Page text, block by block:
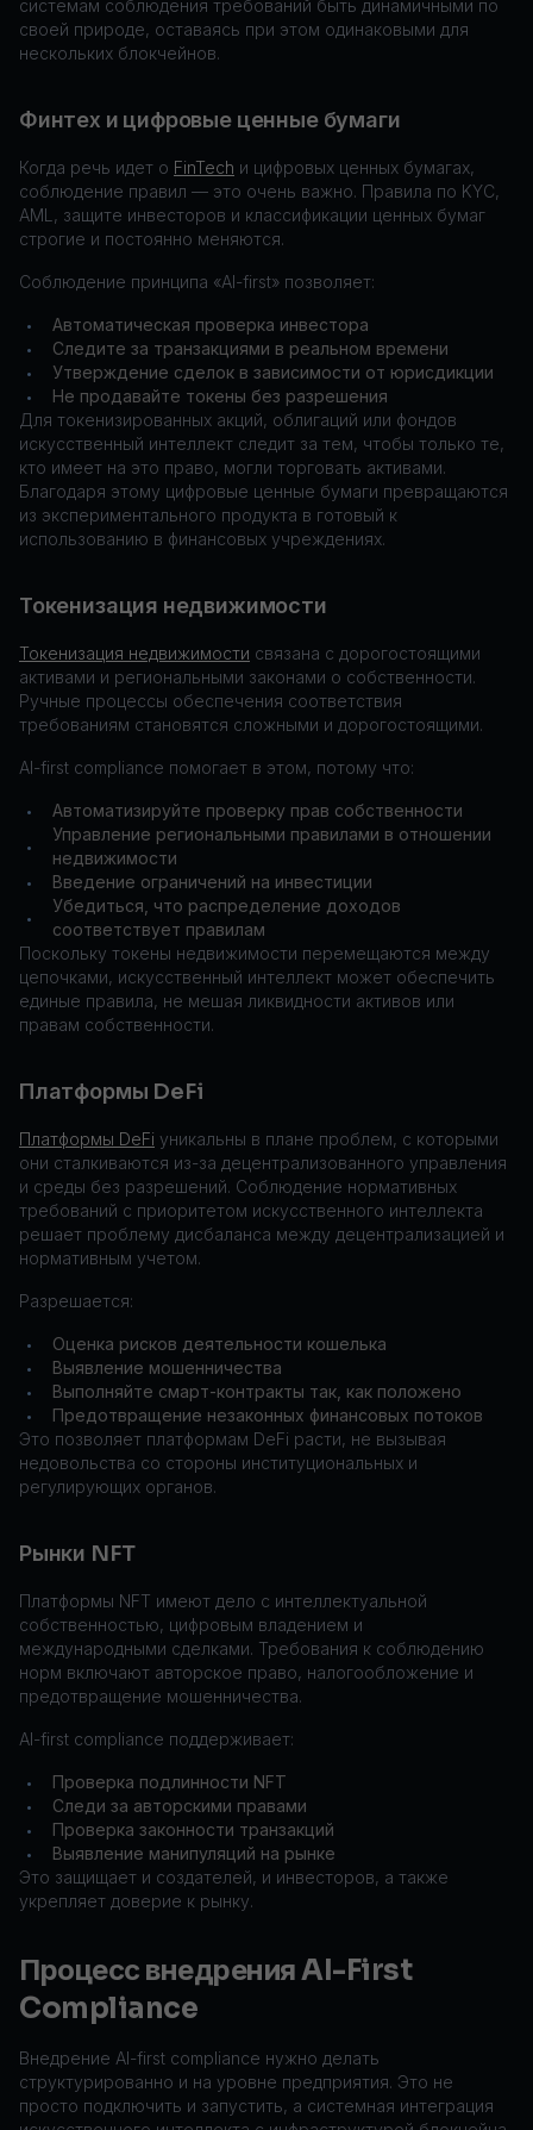
системам соблюдения требований быть динамичными по
своей природе, оставаясь при этом одинаковыми для
нескольких блокчейнов.
Финтех и цифровые ценные бумаги
Когда речь идет о FinTech и цифровых ценных бумагах,
соблюдение правил — это очень важно. Правила по KYC,
AML, защите инвесторов и классификации ценных бумаг
строгие и постоянно меняются.
Соблюдение принципа «AI-first» позволяет:
• Автоматическая проверка инвестора
• Следите за транзакциями в реальном времени
• Утверждение сделок в зависимости от юрисдикции
•
Не продавайте токены без разрешения
Для токенизированных акций, облигаций или фондов
искусственный интеллект следит за тем, чтобы только те,
кто имеет на это право, могли торговать активами.
Благодаря этому цифровые ценные бумаги превращаются
из экспериментального продукта в готовый к
использованию в финансовых учреждениях.
Токенизация недвижимости
Токенизация недвижимости связана с дорогостоящими
активами и региональными законами о собственности.
Ручные процессы обеспечения соответствия
требованиям становятся сложными и дорогостоящими.
AI-first compliance помогает в этом, потому что:
• Автоматизируйте проверку прав собственности
•
Управление региональными правилами в отношении
недвижимости
• Введение ограничений на инвестиции
•
Убедиться, что распределение доходов
соответствует правилам
Поскольку токены недвижимости перемещаются между
цепочками, искусственный интеллект может обеспечить
единые правила, не мешая ликвидности активов или
правам собственности.
Платформы DeFi
Платформы DeFi уникальны в плане проблем, с которыми
они сталкиваются из-за децентрализованного управления
и среды без разрешений. Соблюдение нормативных
требований с приоритетом искусственного интеллекта
решает проблему дисбаланса между децентрализацией и
нормативным учетом.
Разрешается:
• Оценка рисков деятельности кошелька
• Выявление мошенничества
• Выполняйте смарт-контракты так, как положено
•
Предотвращение незаконных финансовых потоков
Это позволяет платформам DeFi расти, не вызывая
недовольства со стороны институциональных и
регулирующих органов.
Рынки NFT
Платформы NFT имеют дело с интеллектуальной
собственностью, цифровым владением и
международными сделками. Требования к соблюдению
норм включают авторское право, налогообложение и
предотвращение мошенничества.
AI-first compliance поддерживает:
• Проверка подлинности NFT
• Следи за авторскими правами
• Проверка законности транзакций
•
Выявление манипуляций на рынке
Это защищает и создателей, и инвесторов, а также
укрепляет доверие к рынку.
Процесс внедрения AI-First
Compliance
Внедрение AI-first compliance нужно делать
структурированно и на уровне предприятия. Это не
просто подключить и запустить, а системная интеграция